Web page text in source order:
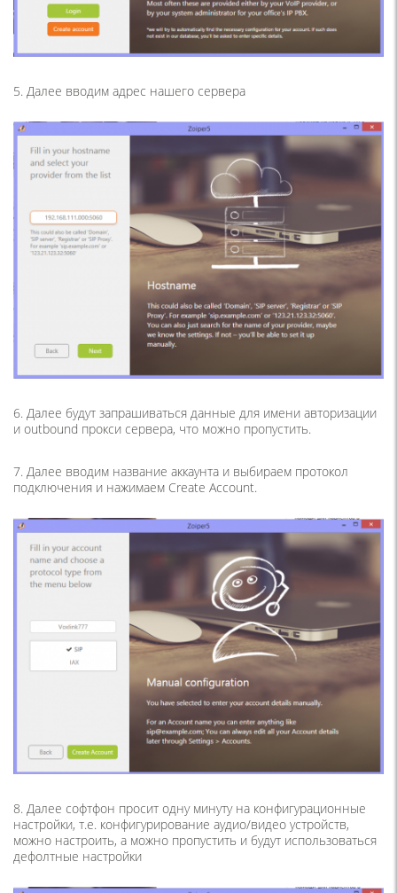
5. Далее вводим адрес нашего сервера
6. Далее будут запрашиваться данные для имени авторизации
и outbound прокси сервера, что можно пропустить.
7. Далее вводим название аккаунта и выбираем протокол
подключения и нажимаем Create Account.
8. Далее софтфон просит одну минуту на конфигурационные
настройки, т.е. конфигурирование аудио/видео устройств,
можно настроить, а можно пропустить и будут использоваться
дефолтные настройки